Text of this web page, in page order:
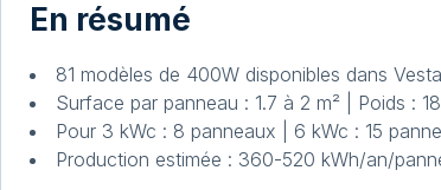
En résumé
81 modèles de 400W disponibles dans
Surface par panneau : 1.7 à 2 m² | Poids :
Pour 3 kWc : 8 panneaux | 6 kWc : 15
Production estimée : 360-520 kWh/an/